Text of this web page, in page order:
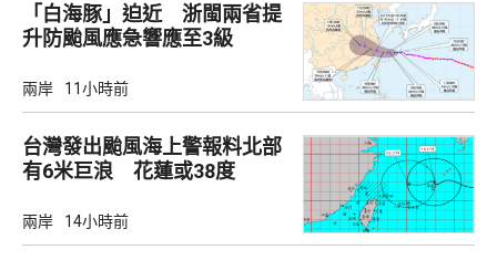
「白海豚」迫近 浙閩兩省提
升防颱風應急響應至3級
兩岸 11小時前
台灣發出颱風海上警報料北部
有6米巨浪 花蓮或38度
兩岸 14小時前